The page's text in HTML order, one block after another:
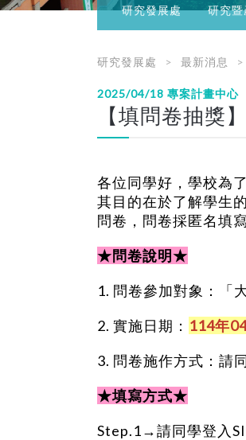
研究發展處 研究
研究發展處 最新消息
2025/04/18 專案計畫中心
【填問卷抽獎
各位同學好，學校為
其目的在於了解學生
問卷，問卷採匿名填
★問卷說明★
1. 問卷參加對象：「
2. 實施日期： 114年
3. 問卷施作方式：請
★填寫方式★
Step.1→請同學登入